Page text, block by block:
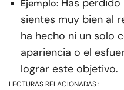
Ejemplo: Has
sientes muy bien al
ha hecho ni un solo
apariencia o el
lograr este objetivo.
LECTURAS RELACIONADAS :